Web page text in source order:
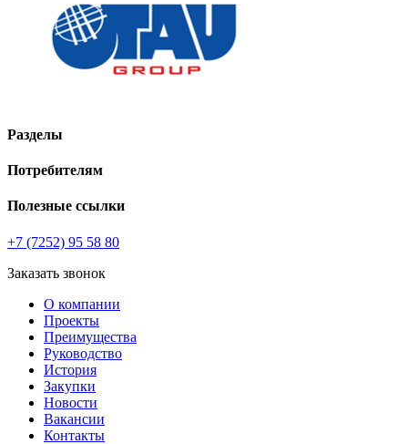
Разделы
Потребителям
Полезные ссылки
+7 (7252) 95 58 80
Заказать звонок
О компании
Проекты
Преимущества
Руководство
История
Закупки
Новости
Вакансии
Контакты